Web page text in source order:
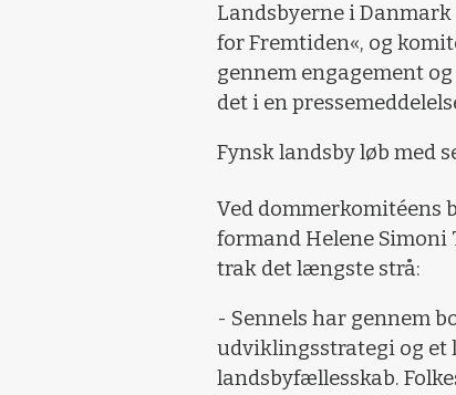
Landsbyerne i
for Fremtiden«, og
gennem engagement
det i en
Fynsk landsby løb med
Ved dommerkomitéens
formand Helene
trak det længste strå:
- Sennels har gennem
udviklingsstrategi og et
landsbyfællesskab.